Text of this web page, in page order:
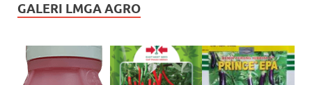
GALERI LMGA AGRO